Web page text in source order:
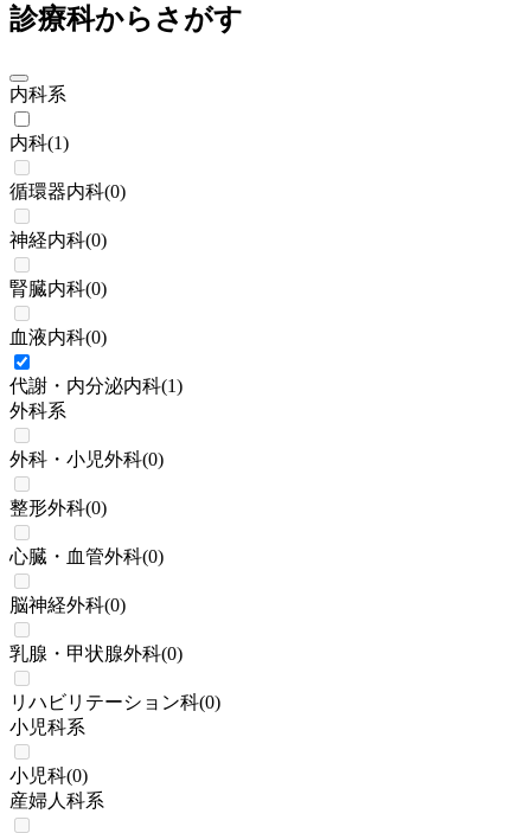
診療科からさがす
内科系
内科(1)
循環器内科(0)
神経内科(0)
腎臓内科(0)
血液内科(0)
代謝・内分泌内科(1)
外科系
外科・小児外科(0)
整形外科(0)
心臓・血管外科(0)
脳神経外科(0)
乳腺・甲状腺外科(0)
リハビリテーション科(0)
小児科系
小児科(0)
産婦人科系